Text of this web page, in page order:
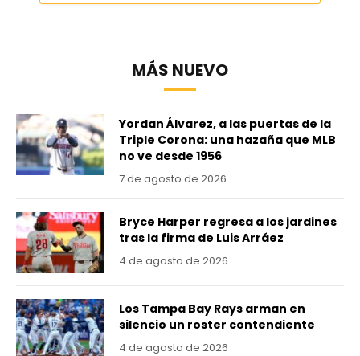
MÁS NUEVO
Yordan Álvarez, a las puertas de la
Triple Corona: una hazaña que MLB
no ve desde 1956
7 de agosto de 2026
Bryce Harper regresa a los jardines
tras la firma de Luis Arráez
4 de agosto de 2026
Los Tampa Bay Rays arman en
silencio un roster contendiente
4 de agosto de 2026